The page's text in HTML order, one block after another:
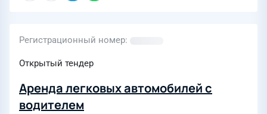
Регистрационный номер
Открытый тендер
Аренда легковых автомобилей с
водителем